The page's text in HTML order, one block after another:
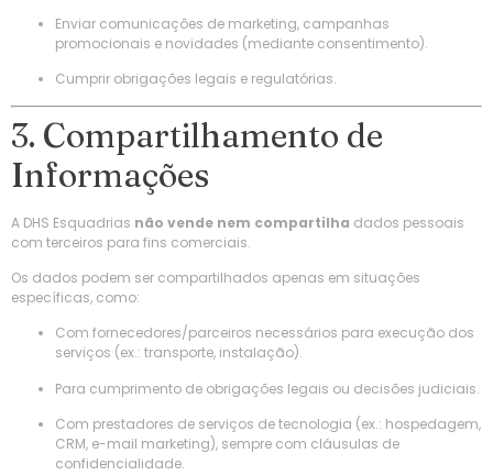
Enviar comunicações de marketing, campanhas
promocionais e novidades (mediante consentimento).
Cumprir obrigações legais e regulatórias.
3. Compartilhamento de
Informações
A DHS Esquadrias não vende nem compartilha dados pessoais
com terceiros para fins comerciais.
Os dados podem ser compartilhados apenas em situações
específicas, como:
Com fornecedores/parceiros necessários para execução dos
serviços (ex.: transporte, instalação).
Para cumprimento de obrigações legais ou decisões judiciais.
Com prestadores de serviços de tecnologia (ex.: hospedagem,
CRM, e-mail marketing), sempre com cláusulas de
confidencialidade.